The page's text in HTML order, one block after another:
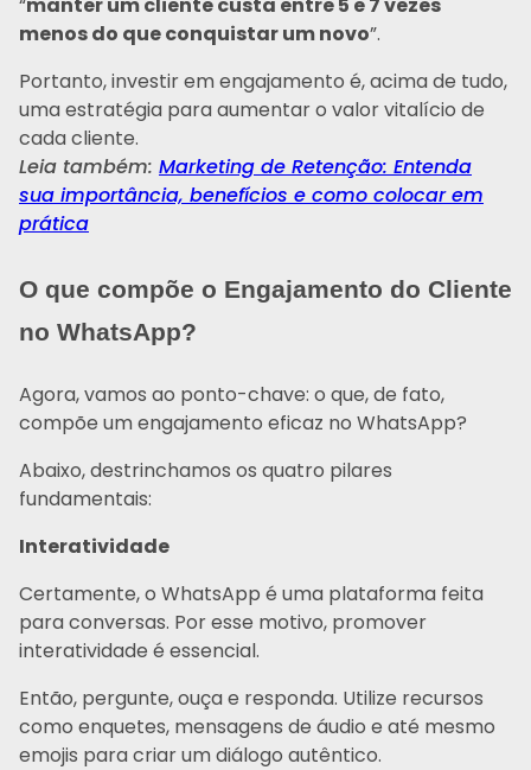
menos do que conquistar um novo”.
Portanto, investir em engajamento é, acima de tudo,
uma estratégia para aumentar o valor vitalício de
cada cliente.
Leia também: Marketing de Retenção: Entenda
sua importância, benefícios e como colocar em
prática
O que compõe o Engajamento do Cliente
no WhatsApp?
Agora, vamos ao ponto-chave: o que, de fato,
compõe um engajamento eficaz no WhatsApp?
Abaixo, destrinchamos os quatro pilares
fundamentais:
Interatividade
Certamente, o WhatsApp é uma plataforma feita
para conversas. Por esse motivo, promover
interatividade é essencial.
Então, pergunte, ouça e responda. Utilize recursos
como enquetes, mensagens de áudio e até mesmo
emojis para criar um diálogo autêntico.